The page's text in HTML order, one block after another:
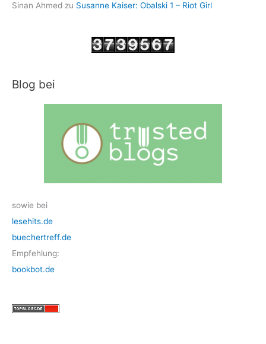
Sinan Ahmed zu Susanne Kaiser: Obalski 1 – Riot Girl
Blog bei
sowie bei
lesehits.de
buechertreff.de
Empfehlung:
bookbot.de